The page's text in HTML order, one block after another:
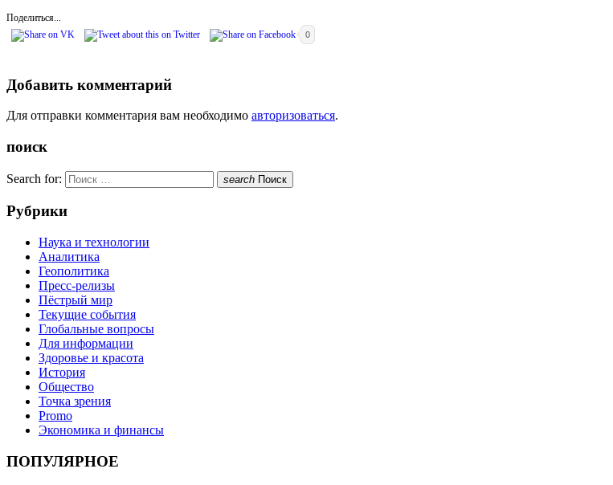
Поделиться...
0
Добавить комментарий
Для отправки комментария вам необходимо авторизоваться.
поиск
Search for: search Поиск
Рубрики
Наука и технологии
Аналитика
Геополитика
Пресс-релизы
Пёстрый мир
Текущие события
Глобальные вопросы
Для информации
Здоровье и красота
История
Общество
Точка зрения
Promo
Экономика и финансы
ПОПУЛЯРНОЕ